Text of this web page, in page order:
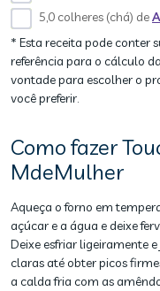
5,0 colheres (chá) de
* Esta receita pode conter
referência para o cálculo
vontade para escolher o
você preferir.
Como fazer
MdeMulher
Aqueça o forno em
açúcar e a água e deixe
Deixe esfriar ligeiramente
claras até obter picos
a calda fria com as